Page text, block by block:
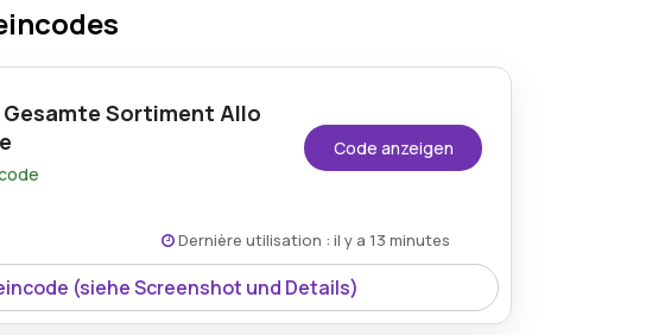
Gesamte Sortiment Allo
Code anzeigen
Dernière utilisation : il y a 13 minutes
(siehe Screenshot und Details)